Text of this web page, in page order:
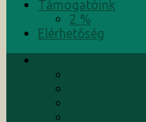
Támogatóink
2 %
Elérhetőség